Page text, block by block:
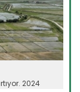
2024